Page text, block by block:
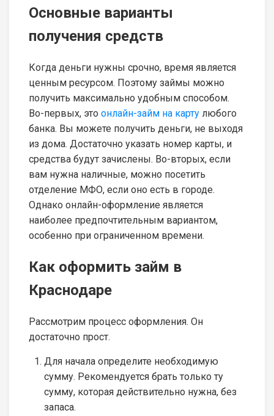
Основные варианты
получения средств
Когда деньги нужны срочно, время является
ценным ресурсом. Поэтому займы можно
получить максимально удобным способом.
Во-первых, это онлайн-займ на карту любого
банка. Вы можете получить деньги, не выходя
из дома. Достаточно указать номер карты, и
средства будут зачислены. Во-вторых, если
вам нужна наличные, можно посетить
отделение МФО, если оно есть в городе.
Однако онлайн-оформление является
наиболее предпочтительным вариантом,
особенно при ограниченном времени.
Как оформить займ в
Краснодаре
Рассмотрим процесс оформления. Он
достаточно прост.
Для начала определите необходимую
сумму. Рекомендуется брать только ту
сумму, которая действительно нужна, без
запаса.